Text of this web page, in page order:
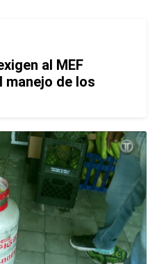
al MEF
de los